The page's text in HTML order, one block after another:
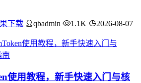
下载 qbadmin 1.1K 2026-08-07
使用教程，新手快速入门与核